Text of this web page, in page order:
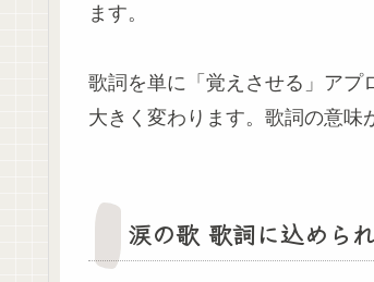
ます。
歌詞を単に「覚えさせる」アプ
大きく変わります。歌詞の意味
涙の歌 歌詞に込めら